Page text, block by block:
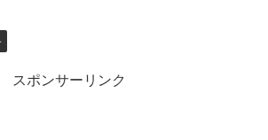
スポンサーリンク